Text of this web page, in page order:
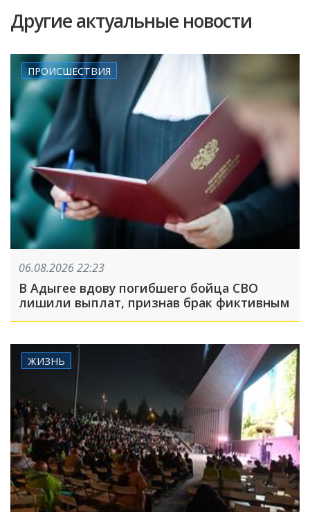
Другие актуальные новости
ПРОИСШЕСТВИЯ
06.08.2026 22:23
В Адыгее вдову погибшего бойца СВО
лишили выплат, признав брак фиктивным
ЖИЗНЬ